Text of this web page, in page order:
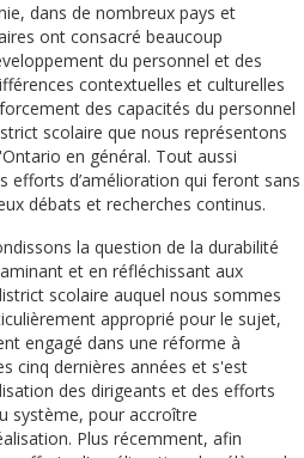
dans de nombreux pays et
ont consacré beaucoup
du personnel et des
contextuelles et culturelles
des capacités du personnel
scolaire que nous représentons
en général. Tout aussi
efforts d’amélioration qui feront sans
débats et recherches continus.
la question de la durabilité
et en réfléchissant aux
scolaire auquel nous sommes
approprié pour le sujet,
engagé dans une réforme à
cinq dernières années et s'est
des dirigeants et des efforts
système, pour accroître
Plus récemment, afin